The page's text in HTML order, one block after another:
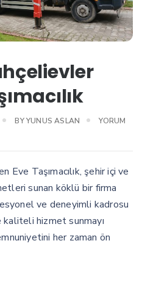
BYYUNUS ASLAN
YORUM
Taşımacılık, şehir içi ve
sunan köklü bir firma
ve deneyimli kadrosu
hizmet sunmayı
her zaman ön